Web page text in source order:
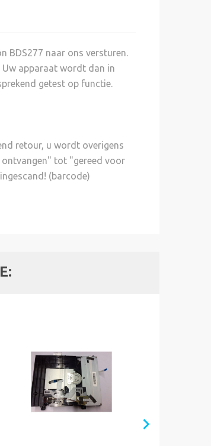
BDS277 naar ons versturen.
Uw apparaat wordt dan in
getest op functie.
retour, u wordt overigens
tot "gereed voor
(barcode)